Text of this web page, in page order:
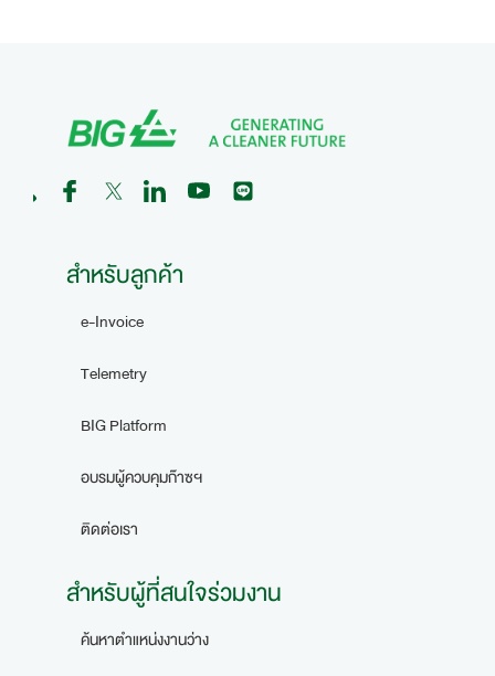
สำหรับลูกค้า
e-Invoice
Telemetry
BIG Platform
อบรมผู้ควบคุมก๊าซฯ
ติดต่อเรา
สำหรับผู้ที่สนใจร่วมงาน
ค้นหาตำแหน่งงานว่าง